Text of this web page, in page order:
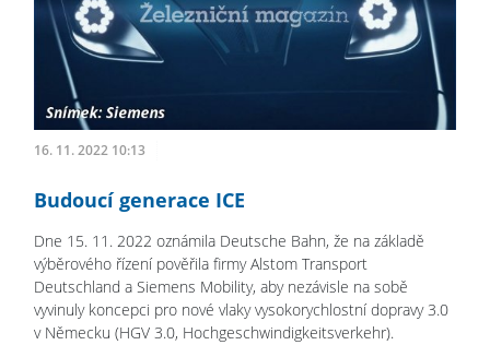
16. 11. 2022 10:13
Budoucí generace ICE
Dne 15. 11. 2022 oznámila Deutsche Bahn, že na základě
výběrového řízení pověřila firmy Alstom Transport
Deutschland a Siemens Mobility, aby nezávisle na sobě
vyvinuly koncepci pro nové vlaky vysokorychlostní dopravy 3.0
v Německu (HGV 3.0, Hochgeschwindigkeitsverkehr).